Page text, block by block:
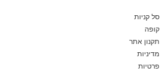
סל קניות
קופה
תקנון אתר
מדיניות
פרטיות